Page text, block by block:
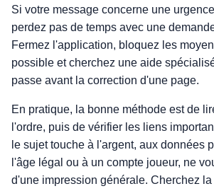
Si votre message concerne une
perdez pas de temps avec une
Fermez l'application, bloquez les
possible et cherchez une aide
passe avant la correction d'une page.
En pratique, la bonne méthode est de
l'ordre, puis de vérifier les liens
le sujet touche à l'argent, aux données
l'âge légal ou à un compte joueur, ne
d'une impression générale. Cherchez